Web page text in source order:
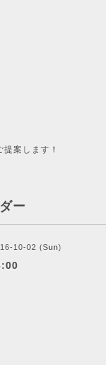
造る
案します！
ー
10-02 (Sun)